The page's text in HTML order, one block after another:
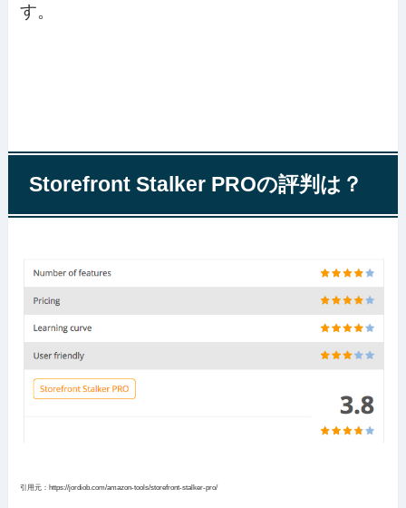
す。
Storefront Stalker PROの評判は？
引用元：https://jordiob.com/amazon-tools/storefront-stalker-pro/